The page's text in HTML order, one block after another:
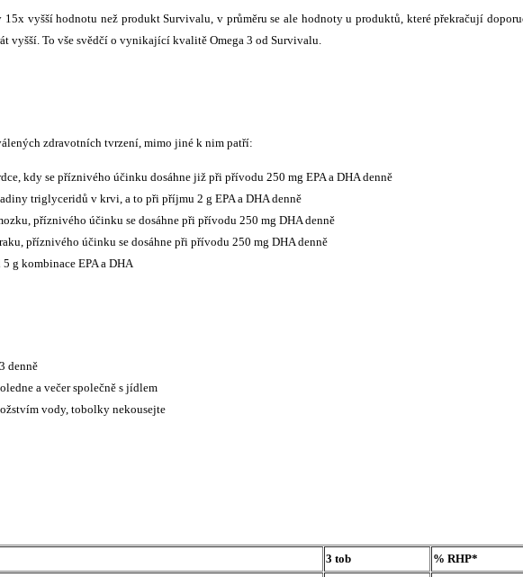
vyšší hodnotu než produkt Survivalu, v průměru se ale hodnoty u produktů, které překračují
vyšší. To vše svědčí o vynikající kvalitě Omega 3 od Survivalu.
zdravotních tvrzení, mimo jiné k nim patří:
kdy se příznivého účinku dosáhne již při přívodu 250 mg EPA a DHA denně
triglyceridů v krvi, a to při příjmu 2 g EPA a DHA denně
příznivého účinku se dosáhne při přívodu 250 mg DHA denně
příznivého účinku se dosáhne při přívodu 250 mg DHA denně
g kombinace EPA a DHA
denně
a večer společně s jídlem
vody, tobolky nekousejte
3 tob
% RHP*